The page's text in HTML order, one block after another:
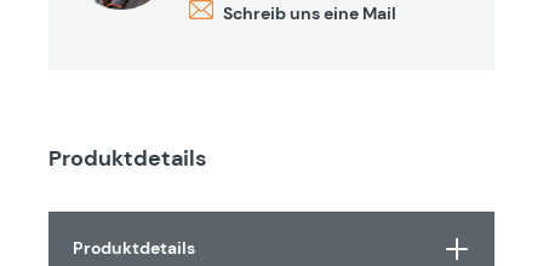
Schreib uns eine Mail
Produktdetails
Produktdetails